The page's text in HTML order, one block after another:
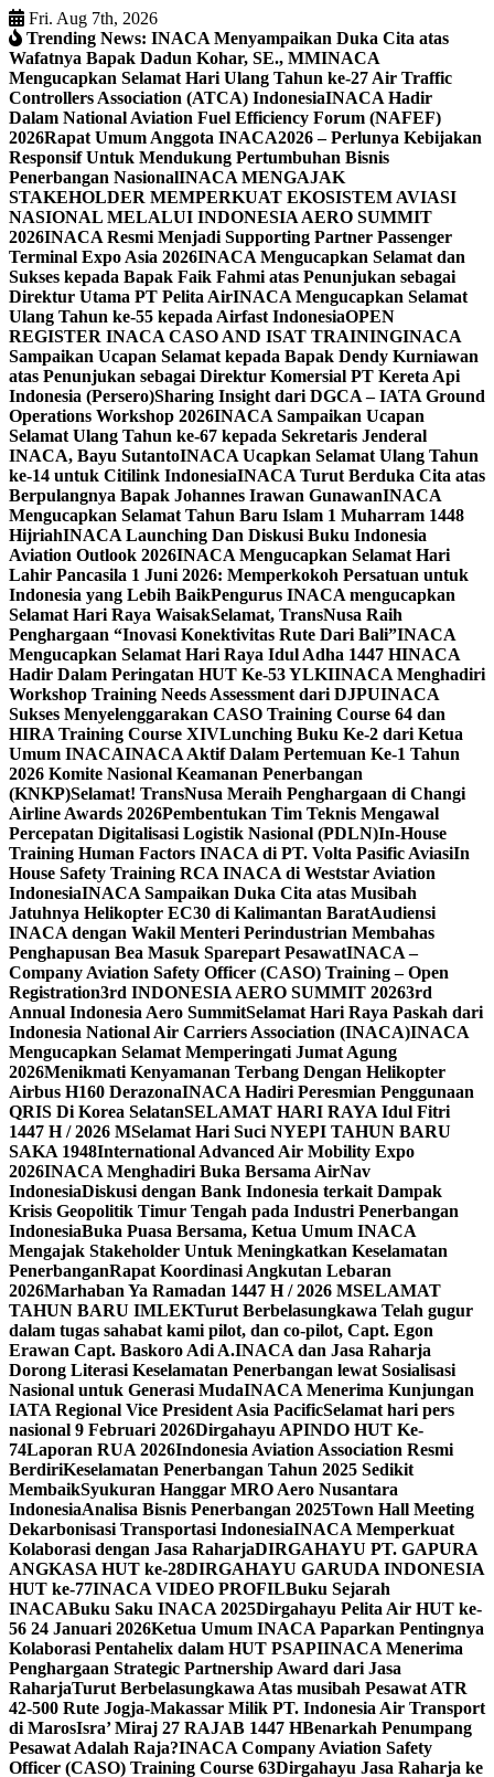
Skip
to
content
Fri. Aug 7th, 2026
Trending News: INACA Menyampaikan Duka Cita atas
Wafatnya Bapak Dadun Kohar, SE., MMINACA
Mengucapkan Selamat Hari Ulang Tahun ke-27 Air Traffic
Controllers Association (ATCA) IndonesiaINACA Hadir
Dalam National Aviation Fuel Efficiency Forum (NAFEF)
2026Rapat Umum Anggota INACA2026 – Perlunya Kebijakan
Responsif Untuk Mendukung Pertumbuhan Bisnis
Penerbangan NasionalINACA MENGAJAK
STAKEHOLDER MEMPERKUAT EKOSISTEM AVIASI
NASIONAL MELALUI INDONESIA AERO SUMMIT
2026INACA Resmi Menjadi Supporting Partner Passenger
Terminal Expo Asia 2026INACA Mengucapkan Selamat dan
Sukses kepada Bapak Faik Fahmi atas Penunjukan sebagai
Direktur Utama PT Pelita AirINACA Mengucapkan Selamat
Ulang Tahun ke-55 kepada Airfast IndonesiaOPEN
REGISTER INACA CASO AND ISAT TRAININGINACA
Sampaikan Ucapan Selamat kepada Bapak Dendy Kurniawan
atas Penunjukan sebagai Direktur Komersial PT Kereta Api
Indonesia (Persero)Sharing Insight dari DGCA – IATA Ground
Operations Workshop 2026INACA Sampaikan Ucapan
Selamat Ulang Tahun ke-67 kepada Sekretaris Jenderal
INACA, Bayu SutantoINACA Ucapkan Selamat Ulang Tahun
ke-14 untuk Citilink IndonesiaINACA Turut Berduka Cita atas
Berpulangnya Bapak Johannes Irawan GunawanINACA
Mengucapkan Selamat Tahun Baru Islam 1 Muharram 1448
HijriahINACA Launching Dan Diskusi Buku Indonesia
Aviation Outlook 2026INACA Mengucapkan Selamat Hari
Lahir Pancasila 1 Juni 2026: Memperkokoh Persatuan untuk
Indonesia yang Lebih BaikPengurus INACA mengucapkan
Selamat Hari Raya WaisakSelamat, TransNusa Raih
Penghargaan “Inovasi Konektivitas Rute Dari Bali”INACA
Mengucapkan Selamat Hari Raya Idul Adha 1447 HINACA
Hadir Dalam Peringatan HUT Ke-53 YLKIINACA Menghadiri
Workshop Training Needs Assessment dari DJPUINACA
Sukses Menyelenggarakan CASO Training Course 64 dan
HIRA Training Course XIVLunching Buku Ke-2 dari Ketua
Umum INACAINACA Aktif Dalam Pertemuan Ke-1 Tahun
2026 Komite Nasional Keamanan Penerbangan
(KNKP)Selamat! TransNusa Meraih Penghargaan di Changi
Airline Awards 2026Pembentukan Tim Teknis Mengawal
Percepatan Digitalisasi Logistik Nasional (PDLN)In-House
Training Human Factors INACA di PT. Volta Pasific AviasiIn
House Safety Training RCA INACA di Weststar Aviation
IndonesiaINACA Sampaikan Duka Cita atas Musibah
Jatuhnya Helikopter EC30 di Kalimantan BaratAudiensi
INACA dengan Wakil Menteri Perindustrian Membahas
Penghapusan Bea Masuk Sparepart PesawatINACA –
Company Aviation Safety Officer (CASO) Training – Open
Registration3rd INDONESIA AERO SUMMIT 20263rd
Annual Indonesia Aero SummitSelamat Hari Raya Paskah dari
Indonesia National Air Carriers Association (INACA)INACA
Mengucapkan Selamat Memperingati Jumat Agung
2026Menikmati Kenyamanan Terbang Dengan Helikopter
Airbus H160 DerazonaINACA Hadiri Peresmian Penggunaan
QRIS Di Korea SelatanSELAMAT HARI RAYA Idul Fitri
1447 H / 2026 MSelamat Hari Suci NYEPI TAHUN BARU
SAKA 1948International Advanced Air Mobility Expo
2026INACA Menghadiri Buka Bersama AirNav
IndonesiaDiskusi dengan Bank Indonesia terkait Dampak
Krisis Geopolitik Timur Tengah pada Industri Penerbangan
IndonesiaBuka Puasa Bersama, Ketua Umum INACA
Mengajak Stakeholder Untuk Meningkatkan Keselamatan
PenerbanganRapat Koordinasi Angkutan Lebaran
2026Marhaban Ya Ramadan 1447 H / 2026 MSELAMAT
TAHUN BARU IMLEKTurut Berbelasungkawa Telah gugur
dalam tugas sahabat kami pilot, dan co-pilot, Capt. Egon
Erawan Capt. Baskoro Adi A.INACA dan Jasa Raharja
Dorong Literasi Keselamatan Penerbangan lewat Sosialisasi
Nasional untuk Generasi MudaINACA Menerima Kunjungan
IATA Regional Vice President Asia PacificSelamat hari pers
nasional 9 Februari 2026Dirgahayu APINDO HUT Ke-
74Laporan RUA 2026Indonesia Aviation Association Resmi
BerdiriKeselamatan Penerbangan Tahun 2025 Sedikit
MembaikSyukuran Hanggar MRO Aero Nusantara
IndonesiaAnalisa Bisnis Penerbangan 2025Town Hall Meeting
Dekarbonisasi Transportasi IndonesiaINACA Memperkuat
Kolaborasi dengan Jasa RaharjaDIRGAHAYU PT. GAPURA
ANGKASA HUT ke-28DIRGAHAYU GARUDA INDONESIA
HUT ke-77INACA VIDEO PROFILBuku Sejarah
INACABuku Saku INACA 2025Dirgahayu Pelita Air HUT ke-
56 24 Januari 2026Ketua Umum INACA Paparkan Pentingnya
Kolaborasi Pentahelix dalam HUT PSAPIINACA Menerima
Penghargaan Strategic Partnership Award dari Jasa
RaharjaTurut Berbelasungkawa Atas musibah Pesawat ATR
42-500 Rute Jogja-Makassar Milik PT. Indonesia Air Transport
di MarosIsra’ Miraj 27 RAJAB 1447 HBenarkah Penumpang
Pesawat Adalah Raja?INACA Company Aviation Safety
Officer (CASO) Training Course 63Dirgahayu Jasa Raharja ke